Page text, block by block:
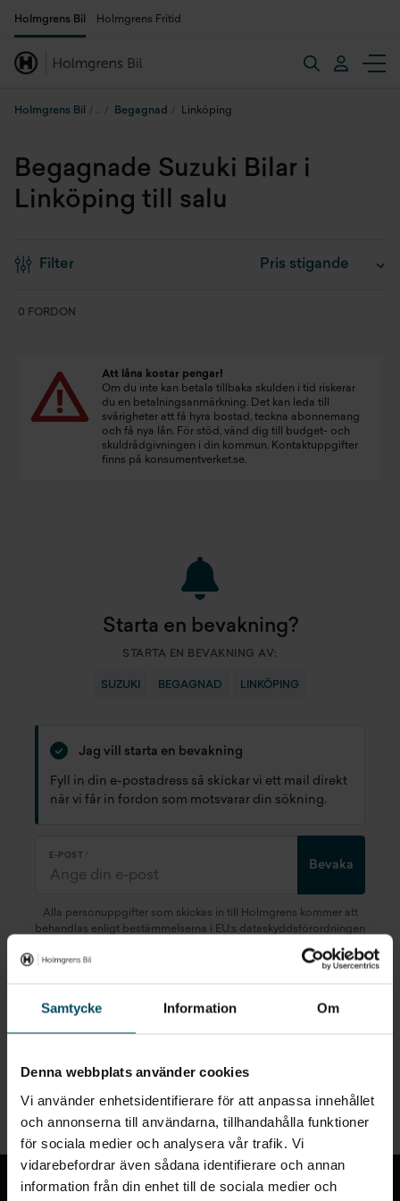
Samtycke Information Om
Denna webbplats använder cookies
Vi använder enhetsidentifierare för att anpassa innehållet
och annonserna till användarna, tillhandahålla funktioner
för sociala medier och analysera vår trafik. Vi
vidarebefordrar även sådana identifierare och annan
information från din enhet till de sociala medier och
Holmgrens Bil Holmgrens Fritid
Holmgrens Bil Begagnad Linköping
Begagnade Suzuki Bilar i
Linköping till salu
Filter
0 FORDON
Att låna kostar pengar!
Om du inte kan betala tillbaka skulden i tid riskerar
du en betalningsanmärkning. Det kan leda till
svårigheter att få hyra bostad, teckna abonnemang
och få nya lån. För stöd, vänd dig till budget- och
skuldrådgivningen i din kommun. Kontaktuppgifter
finns på konsumentverket.se.
Starta en bevakning?
STARTA EN BEVAKNING AV:
SUZUKI BEGAGNAD LINKÖPING
Jag vill starta en bevakning
Fyll in din e-postadress så skickar vi ett mail direkt
när vi får in fordon som motsvarar din sökning.
E-POST
Bevaka
Alla personuppgifter som skickas in till Holmgrens kommer att
behandlas enligt bestämmelserna i EU:s dataskyddsförordningen
kan du läsa mer om hur vi behandlar dina
Snabblänkar
Till toppen